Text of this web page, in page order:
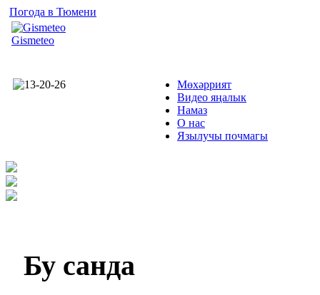
Погода в Тюмени
Gismeteo
Мөхәррият
Видео яңалык
Намаз
О нас
Язылучы почмагы
Бу санда